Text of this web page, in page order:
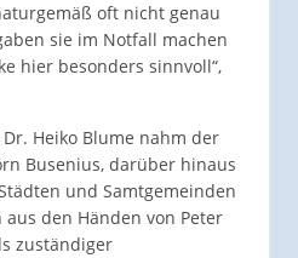
oft nicht genau
sie im Notfall machen
hier besonders sinnvoll“,
Heiko Blume nahm der
Busenius, darüber hinaus
und Samtgemeinden
den Händen von Peter
zuständiger